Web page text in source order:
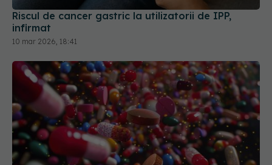
Riscul de cancer gastric la utilizatorii de IPP,
infirmat
10 mar 2026, 18:41